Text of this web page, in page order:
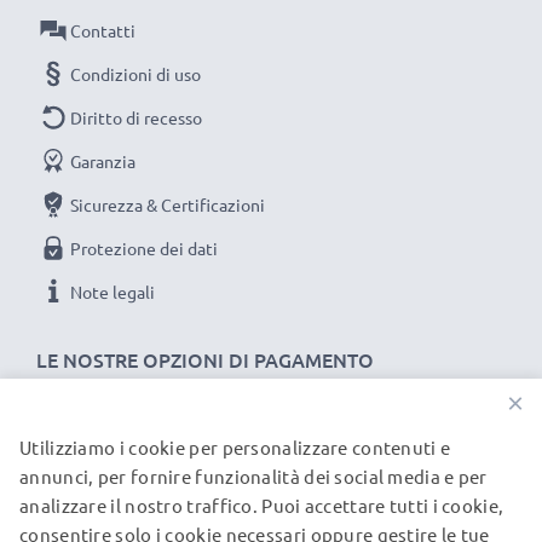
Collegamento 1: Micro USB
Collegamento 2: USB A
Velocità di trasferimento (max): 480 MBit/s - USB 2.0
Corrente di carica: 1A
Lunghezza Cavo: 1m
Colore: nero
Un cavo usb dati / ricarica dall'ottimo rapporto
subtel significa qualità certificata, per questo diamo 3
anni di garanzia
LE NOSTRE OPZIONI DI PAGAMENTO
Contatti
Condizioni di uso
Diritto di recesso
Garanzia
Sicurezza & Certificazioni
Protezione dei dati
Note legali
I NOSTRI PARTNER DI SPEDIZIONE
×
Utilizziamo i cookie per personalizzare contenuti e
annunci, per fornire funzionalità dei social media e per
analizzare il nostro traffico. Puoi accettare tutti i cookie,
consentire solo i cookie necessari oppure gestire le tue